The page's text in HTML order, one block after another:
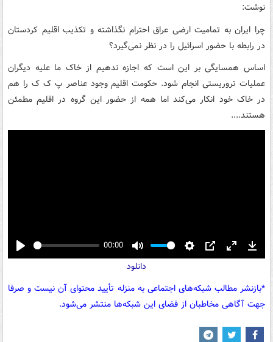
نوشت:
چرا ایران به تمامیت ارضی عراق احترام نگذاشته و تکذیب اقلیم کردستان
در رابطه با حضور اسرائیل را در نظر نمی‌گیرد؟
اساس همسایگی بر این است که اجازه ندهیم از خاک ما علیه دیگران
عملیات تروریستی انجام شود. حکومت اقلیم وجود عناصر پ ک ک را هم
در خاک خود انکار می‌کند اما همه از حضور این گروه در اقلیم مطمئن
هستند....
Play
00:00
Mute Settings
PIP Enter
دانلود
*بازنشر مطالب شبکه‌های اجتماعی به منزله تأیید محتوای آن نیست و صرفا
جهت آگاهی مخاطبان از فضای این شبکه‌ها منتشر می‌شود.